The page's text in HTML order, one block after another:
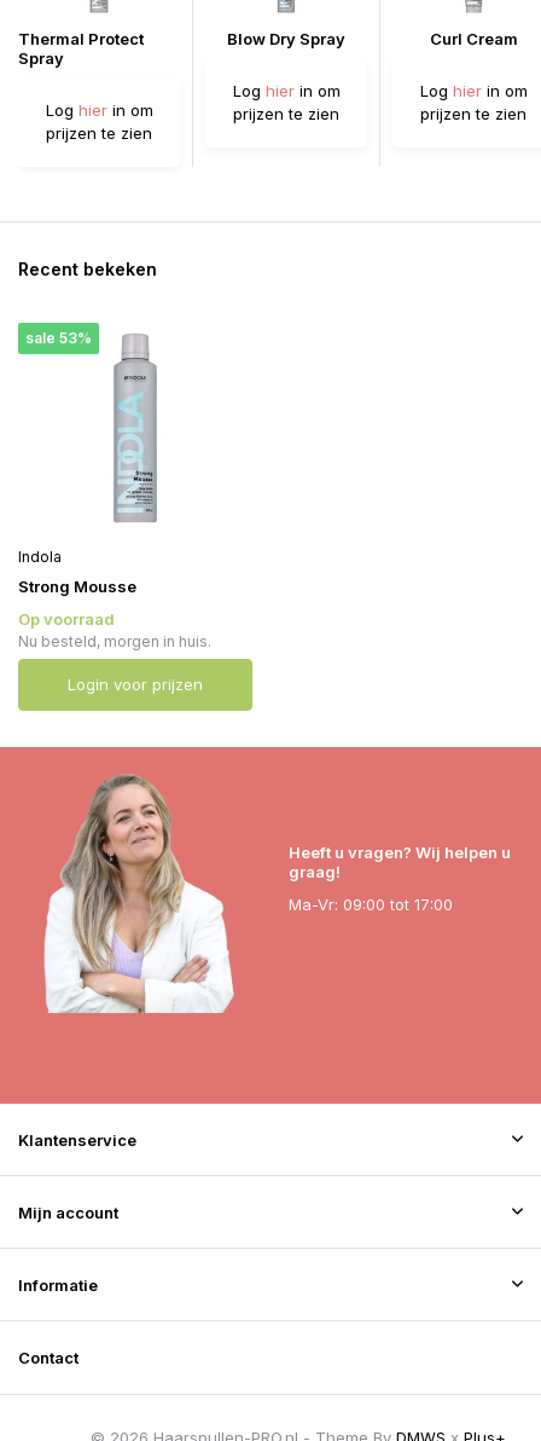
Thermal Protect
Spray
Log hierin om
prijzen te zien
Blow Dry Spray
Log hierin om
prijzen te zien
Curl Cream
Log hierin om
prijzen te zien
Recent bekeken
sale 53%
Indola
Strong Mousse
Op voorraad
Nu besteld, morgen in huis.
Login voor prijzen
Heeft u vragen? Wij helpen u
graag!
Ma-Vr: 09:00 tot 17:00
Klantenservice
Mijn account
Informatie
Contact